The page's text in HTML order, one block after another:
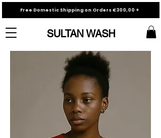
SULTAN WASH
Free Domestic Shipping on Orders €300,00 +